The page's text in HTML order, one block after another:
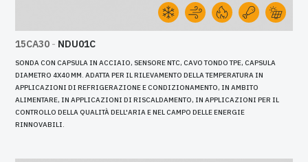
15CA30 - NDU01C
SONDA CON CAPSULA IN ACCIAIO, SENSORE NTC, CAVO TONDO TPE, CAPSULA
DIAMETRO 4X40 MM. ADATTA PER IL RILEVAMENTO DELLA TEMPERATURA IN
APPLICAZIONI DI REFRIGERAZIONE E CONDIZIONAMENTO, IN AMBITO
ALIMENTARE, IN APPLICAZIONI DI RISCALDAMENTO, IN APPLICAZIONI PER IL
CONTROLLO DELLA QUALITÀ DELL'ARIA E NEL CAMPO DELLE ENERGIE
RINNOVABILI.